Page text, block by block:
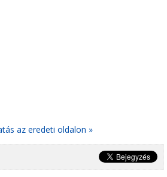
az eredeti oldalon »